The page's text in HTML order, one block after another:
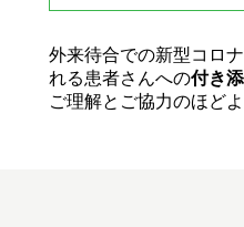
外来待合での新型コロ
れる患者さんへの付き
ご理解とご協力のほど